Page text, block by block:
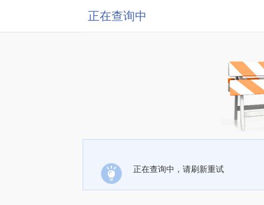
正在查询中
正在查询中，请刷新重试